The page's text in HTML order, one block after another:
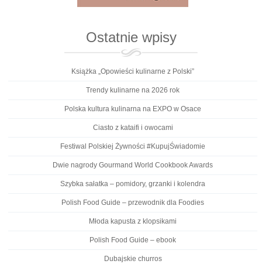
Ostatnie wpisy
Książka „Opowieści kulinarne z Polski”
Trendy kulinarne na 2026 rok
Polska kultura kulinarna na EXPO w Osace
Ciasto z kataifi i owocami
Festiwal Polskiej Żywności #KupujŚwiadomie
Dwie nagrody Gourmand World Cookbook Awards
Szybka sałatka – pomidory, grzanki i kolendra
Polish Food Guide – przewodnik dla Foodies
Młoda kapusta z klopsikami
Polish Food Guide – ebook
Dubajskie churros